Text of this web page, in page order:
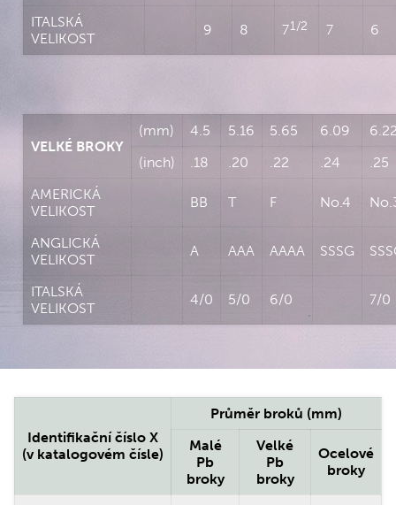
ITALSKÁ
VELIKOST
9 8 71/2 7 6
VELKÉ BROKY
(mm) 4.5 5.16 5.65 6.09
(inch)
.18 .20 .22 .24
.25
AMERICKÁ
VELIKOST
BB T F No.4
ANGLICKÁ
VELIKOST
A AAA AAAA SSSG
ITALSKÁ
VELIKOST
4/0 5/0 6/0 7/0
Identifikační číslo X
(v katalogovém čísle)
Průměr broků (mm)
Malé
Pb
broky
Velké
Pb
broky
Ocelové
broky